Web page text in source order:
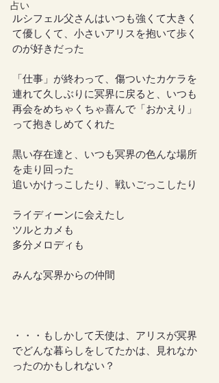
占い
ルシフェル父さんはいつも強くて大きく
て優しくて、小さいアリスを抱いて歩く
のが好きだった
「仕事」が終わって、傷ついたカケラを
連れて久しぶりに冥界に戻ると、いつも
再会をめちゃくちゃ喜んで「おかえり」
って抱きしめてくれた
黒い存在達と、いつも冥界の色んな場所
を走り回った
追いかけっこしたり、戦いごっこしたり
ライディーンに会えたし
ツルとカメも
多分メロディも
みんな冥界からの仲間
・・・もしかして天使は、アリスが冥界
でどんな暮らしをしてたかは、見れなか
ったのかもしれない？